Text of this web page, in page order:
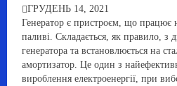
ГРУДЕНЬ 14, 2021
Генератор є пристроєм, що працює
паливі. Складається, як правило, з
генератора та встановлюється на
амортизатор. Це один з
вироблення електроенергії, при